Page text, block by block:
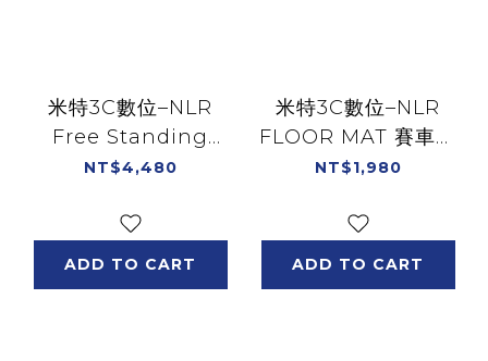
米特3C數位–NLR
Free Standing
Keyboard&Mouse
托架/NLR-A012
NT$4,480
ADD TO CART
米特3C數位–NLR
FLOOR MAT 賽車椅
賽車架 專用地
NT$1,980
ADD TO CART